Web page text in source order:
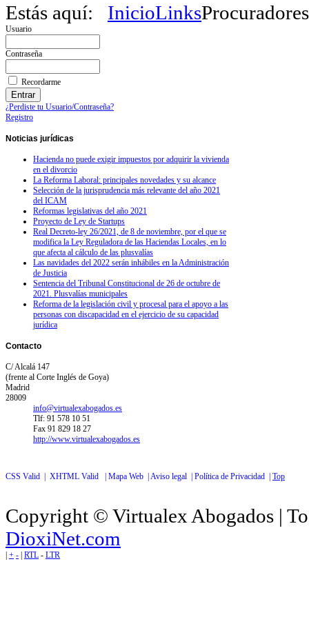
Estás aquí: InicioLinksProcuradores
Usuario
Contraseña
Recordarme
¿Perdiste tu Usuario/Contraseña?
Registro
Noticias jurídicas
Hacienda no puede exigir impuestos por adquirir la vivienda
en el divorcio
La Reforma Laboral: principales novedades y su alcance
Selección de la jurisprudencia más relevante del año 2021
del ICAM
Reformas legislativas del año 2021
Proyecto de Ley de Startups
Real Decreto-ley 26/2021, de 8 de noviembre, por el que se
modifica la Ley Reguladora de las Haciendas Locales, en lo
que afecta al cálculo de las plusvalías
Las navidades del 2022 serán inhábiles en la Administración
de Justicia
Sentencia del Tribunal Constitucional de 26 de octubre de
2021. Plusvalías municipales
Reforma de la legislación civil y procesal para el apoyo a las
personas con discapacidad en el ejercicio de su capacidad
jurídica
Contacto
C/ Alcalá 147
(frente al Corte Inglés de Goya)
Madrid
28009
info@virtualexabogados.es
Tlf: 91 578 10 51
Fax 91 829 18 27
http://www.virtualexabogados.es
CSS Valid | XHTML Valid | Mapa Web | Aviso legal | Política de Privacidad | Top
Copyright © Virtualex Abogados |
DioxiNet.com
| + - | RTL - LTR